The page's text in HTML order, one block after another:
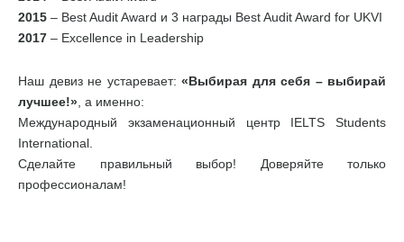
2015 – Best Audit Award и 3 награды Best Audit Award for UKVI
2017 – Excellence in Leadership
Наш девиз не устаревает: «Выбирая для себя – выбирай
лучшее!» , а именно:
Международный экзаменационный центр IELTS Students
International.
Сделайте правильный выбор! Доверяйте только
профессионалам!